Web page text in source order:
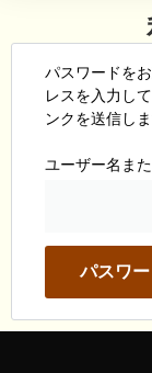
パスワードを
レスを入力し
ンクを送信しま
ユーザー名ま
パスワ